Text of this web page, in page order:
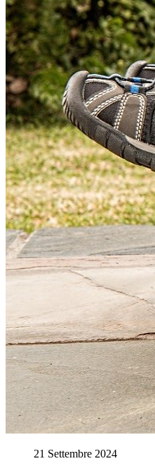
21 Settembre 2024